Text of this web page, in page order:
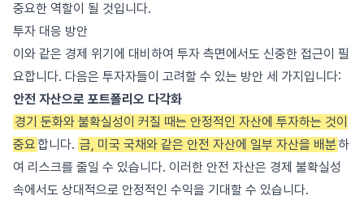
중요한 역할이 될 것입니다.
투자 대응 방안
이와 같은 경제 위기에 대비하여 투자 측면에서도 신중한 접근이 필
요합니다. 다음은 투자자들이 고려할 수 있는 방안 세 가지입니다:
안전 자산으로 포트폴리오 다각화
경기 둔화와 불확실성이 커질 때는 안정적인 자산에 투자하는 것이
중요합니다. 금, 미국 국채와 같은 안전 자산에 일부 자산을 배분하
여 리스크를 줄일 수 있습니다. 이러한 안전 자산은 경제 불확실성
속에서도 상대적으로 안정적인 수익을 기대할 수 있습니다.